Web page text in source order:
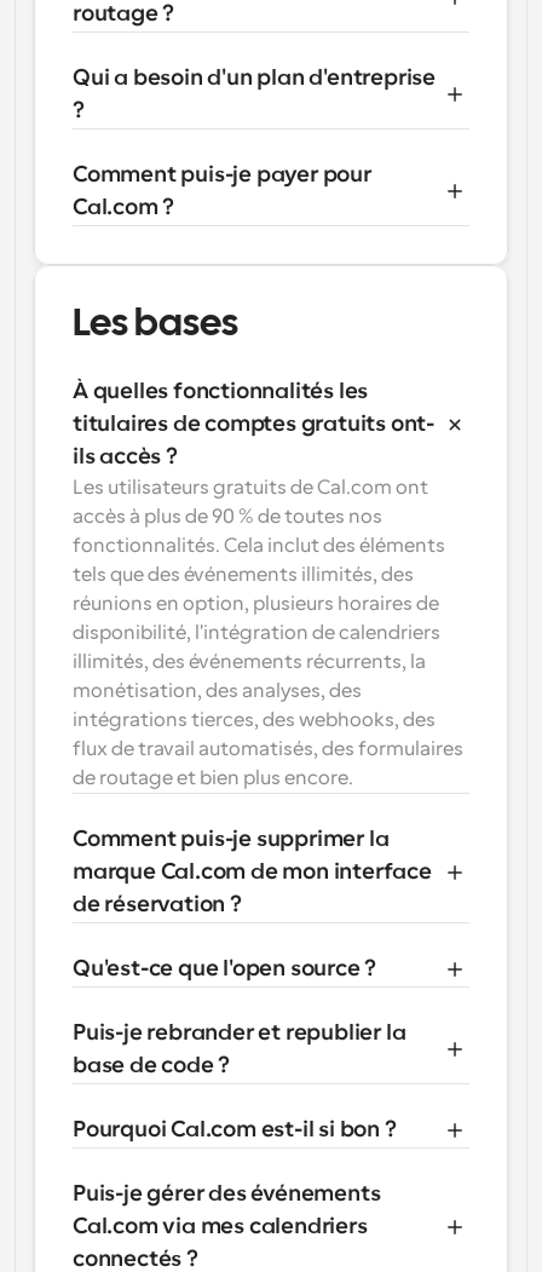
routage ?
Qui a besoin d'un plan d'entreprise
?
Comment puis-je payer pour
Cal.com ?
Les bases
À quelles fonctionnalités les
titulaires de comptes gratuits ont-
ils accès ?
Les utilisateurs gratuits de Cal.com ont
accès à plus de 90 % de toutes nos
fonctionnalités. Cela inclut des éléments
tels que des événements illimités, des
réunions en option, plusieurs horaires de
disponibilité, l'intégration de calendriers
illimités, des événements récurrents, la
monétisation, des analyses, des
intégrations tierces, des webhooks, des
flux de travail automatisés, des formulaires
de routage et bien plus encore.
Comment puis-je supprimer la
marque Cal.com de mon interface
de réservation ?
Qu'est-ce que l'open source ?
Puis-je rebrander et republier la
base de code ?
Pourquoi Cal.com est-il si bon ?
Puis-je gérer des événements
Cal.com via mes calendriers
connectés ?